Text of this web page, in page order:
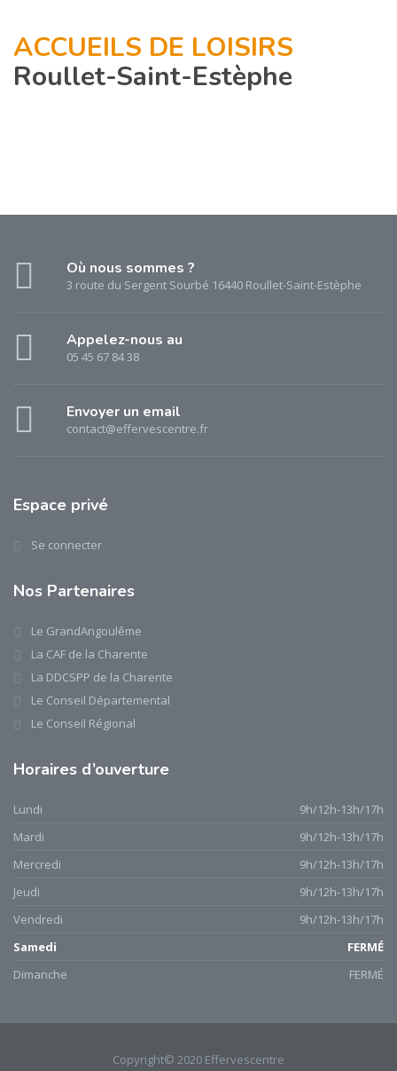
ACCUEILS DE LOISIRS
Roullet-Saint-Estèphe
Où nous sommes ?
3 route du Sergent Sourbé 16440 Roullet-Saint-Estèphe
Appelez-nous au
05 45 67 84 38
Envoyer un email
contact@effervescentre.fr
Espace privé
Se connecter
Nos Partenaires
Le GrandAngoulême
La CAF de la Charente
La DDCSPP de la Charente
Le Conseil Départemental
Le Conseil Régional
Horaires d’ouverture
Lundi
9h/12h-13h/17h
Mardi
9h/12h-13h/17h
Mercredi
9h/12h-13h/17h
Jeudi
9h/12h-13h/17h
Vendredi
9h/12h-13h/17h
Samedi
FERMÉ
Dimanche
FERMÉ
Copyright© 2020 Effervescentre